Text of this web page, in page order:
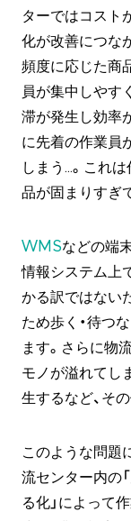
ターではコスト
化が改善につな
頻度に応じた商
員が集中しやす
滞が発生し効率
に先着の作業員
しまう…。これ
品が固まりすぎ
WMSなどの端
情報システム上
かる訳ではない
ため歩く・待つ
ます。さらに物
モノが溢れてし
生するなど、そ
このような問題
流センター内の
る化」によって